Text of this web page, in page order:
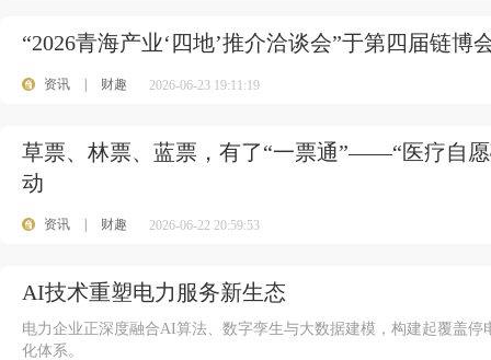
“2026青海产业‘四地’推介洽谈会”于第四届链博
资讯 财趣 2026-06-23 19:11:19
草票、林票、蓝票，有了“一票通”——“医疗自
动
资讯 财趣 2026-06-22 20:59:53
AI技术重塑电力服务新生态
电力企业正深度融合AI算法、数字孪生与大数据建模，构建起覆盖
化体系。